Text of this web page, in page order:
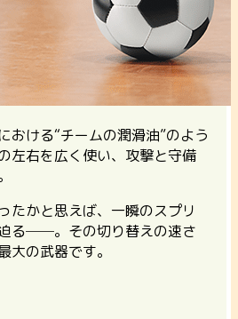
おける“チームの潤滑油”のよう
左右を広く使い、攻撃と守備
たかと思えば、一瞬のスプリ
る──。その切り替えの速さ
大の武器です。